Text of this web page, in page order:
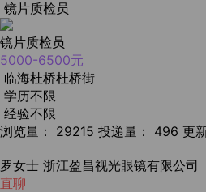
镜片质检员
镜片质检员
5000-6500元
临海杜桥杜桥街
学历不限
经验不限
浏览量： 29215 投递量： 496 更
罗女士 浙江盈昌视光眼镜有限公司
直聊